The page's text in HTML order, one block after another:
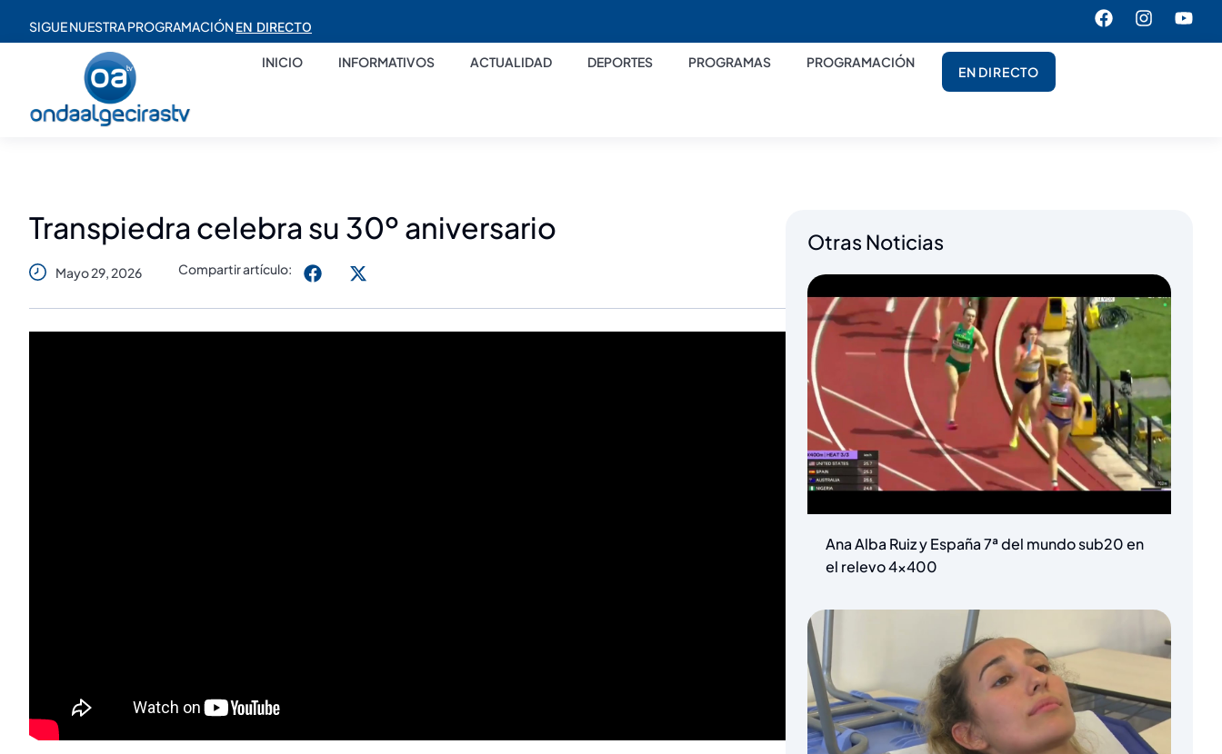
SIGUE NUESTRA PROGRAMACIÓNEN DIRECTO
INICIO INFORMATIVOS ACTUALIDAD DEPORTES PROGRAMAS PROGRAMACIÓN
EN DIRECTO
Transpiedra celebra su 30º aniversario
Mayo 29, 2026 Compartir artículo:
Otras Noticias
Ana Alba Ruiz y España 7ª del mundo sub20 en
el relevo 4×400